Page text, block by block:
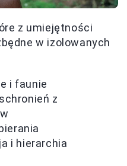
z umiejętności
w izolowanych
i faunie
z
i hierarchia